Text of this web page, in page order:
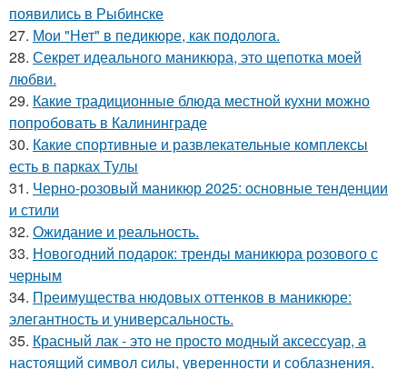
появились в Рыбинске
27. Мои "Нет" в педикюре, как подолога.
28. Секрет идеального маникюра, это щепотка моей
любви.
29. Какие традиционные блюда местной кухни можно
попробовать в Калининграде
30. Какие спортивные и развлекательные комплексы
есть в парках Тулы
31. Черно-розовый маникюр 2025: основные тенденции
и стили
32. Ожидание и реальность.
33. Новогодний подарок: тренды маникюра розового с
черным
34. Преимущества нюдовых оттенков в маникюре:
элегантность и универсальность.
35. Красный лак - это не просто модный аксессуар, а
настоящий символ силы, уверенности и соблазнения.